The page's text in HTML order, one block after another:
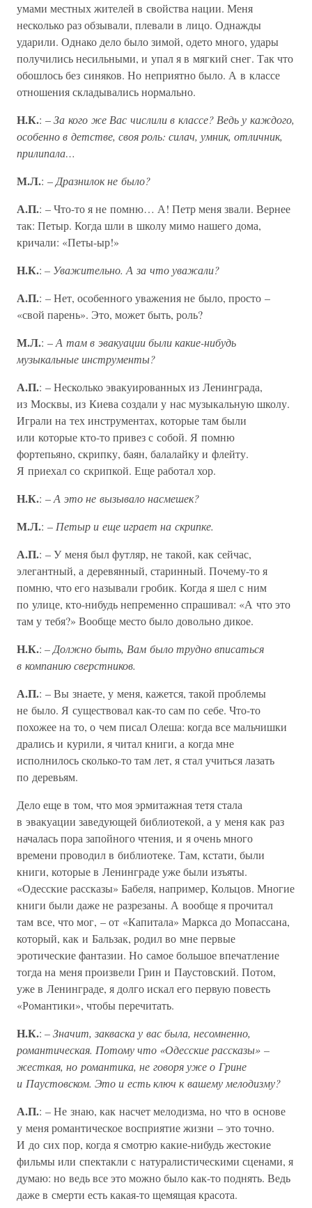
умами местных жителей в свойства нации. Меня
несколько раз обзывали, плевали в лицо. Однажды
ударили. Однако дело было зимой, одето много, удары
получились несильными, и упал я в мягкий снег. Так что
обошлось без синяков. Но неприятно было. А в классе
отношения складывались нормально.
Н.К.: –За кого же Вас числили в классе? Ведь у каждого,
особенно в детстве, своя роль: силач, умник, отличник,
прилипала…
М.Л.: – Дразнилок не было?
А.П.: – Что-то я не помню… А! Петр меня звали. Вернее
так: Петыр. Когда шли в школу мимо нашего дома,
кричали: «Петы-ыр!»
Н.К.: – Уважительно. А за что уважали?
А.П.: – Нет, особенного уважения не было, просто –
«свой парень». Это, может быть, роль?
М.Л.: –А там в эвакуации были какие-нибудь
музыкальные инструменты?
А.П.: – Несколько эвакуированных из Ленинграда,
из Москвы, из Киева создали у нас музыкальную школу.
Играли на тех инструментах, которые там были
или которые кто-то привез с собой. Я помню
фортепьяно, скрипку, баян, балалайку и флейту.
Я приехал со скрипкой. Еще работал хор.
Н.К.: –А это не вызывало насмешек?
М.Л.: – Петыр и еще играет на скрипке.
А.П.: – У меня был футляр, не такой, как сейчас,
элегантный, а деревянный, старинный. Почему-то я
помню, что его называли гробик. Когда я шел с ним
по улице, кто-нибудь непременно спрашивал: «А что это
там у тебя?» Вообще место было довольно дикое.
Н.К.: – Должно быть, Вам было трудно вписаться
в компанию сверстников.
А.П.: – Вы знаете, у меня, кажется, такой проблемы
не было. Я существовал как-то сам по себе. Что-то
похожее на то, о чем писал Олеша: когда все мальчишки
дрались и курили, я читал книги, а когда мне
исполнилось сколько-то там лет, я стал учиться лазать
по деревьям.
Дело еще в том, что моя эрмитажная тетя стала
в эвакуации заведующей библиотекой, а у меня как раз
началась пора запойного чтения, и я очень много
времени проводил в библиотеке. Там, кстати, были
книги, которые в Ленинграде уже были изъяты.
«Одесские рассказы» Бабеля, например, Кольцов. Многие
книги были даже не разрезаны. А вообще я прочитал
там все, что мог, – от «Капитала» Маркса до Мопассана,
который, как и Бальзак, родил во мне первые
эротические фантазии. Но самое большое впечатление
тогда на меня произвели Грин и Паустовский. Потом,
уже в Ленинграде, я долго искал его первую повесть
«Романтики», чтобы перечитать.
Н.К.: – Значит, закваска у вас была, несомненно,
романтическая. Потому что «Одесские рассказы» –
жесткая, но романтика, не говоря уже о Грине
и Паустовском. Это и есть ключ к вашему мелодизму?
А.П.: – Не знаю, как насчет мелодизма, но что в основе
у меня романтическое восприятие жизни – это точно.
И до сих пор, когда я смотрю какие-нибудь жестокие
фильмы или спектакли с натуралистическими сценами, я
думаю: но ведь все это можно было как-то поднять. Ведь
даже в смерти есть какая-то щемящая красота.